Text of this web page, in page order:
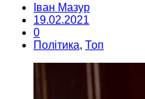
Іван Мазур
19.02.2021
0
Політика, Топ